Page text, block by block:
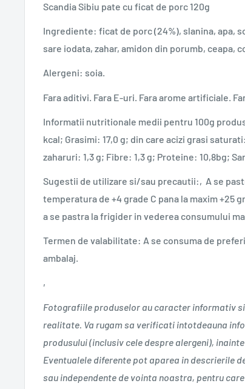
Scandia Sibiu pate cu ficat de porc 120g
Ingrediente: ficat de porc (24%), slanina, apa,
sare iodata, zahar, amidon din porumb, ceapa,
Alergeni: soia.
Fara aditivi. Fara E-uri. Fara arome artificiale.
Informatii nutritionale medii pentru 100g
kcal; Grasimi: 17,0 g; din care acizi grasi
zaharuri: 1,3 g; Fibre: 1,3 g; Proteine: 10,8bg;
Sugestii de utilizare si/sau precautii:‚A se
temperatura de +4 grade C pana la maxim +25
a se pastra la frigider in vederea consumului
Termen de valabilitate: A se consuma de
ambalaj.
‚
Fotografiile produselor au caracter informativ
realitate. Va rugam sa verificati intotdeauna
produsului (inclusiv cele despre alergeni),
Eventualele diferente pot aparea in descrierile
sau independente de vointa noastra, pentru